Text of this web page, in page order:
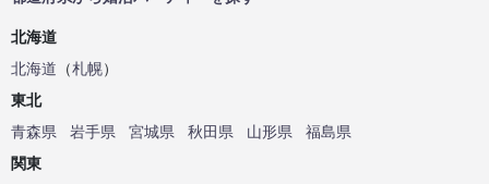
北海道
北海道 （札幌）
東北
青森県
岩手県 宮城県 秋田県 山形県
福島県
関東